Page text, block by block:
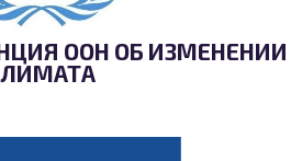
ООН ОБ ИЗМЕНЕНИИ